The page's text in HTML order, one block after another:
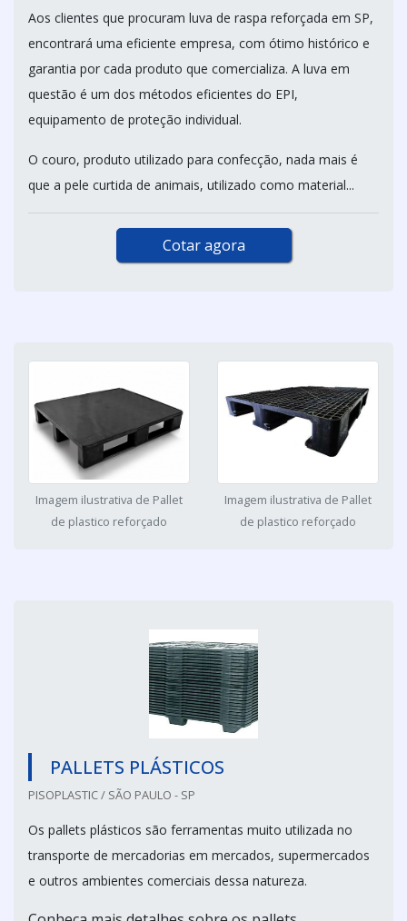
Aos clientes que procuram luva de raspa reforçada em SP,
encontrará uma eficiente empresa, com ótimo histórico e
garantia por cada produto que comercializa. A luva em
questão é um dos métodos eficientes do EPI,
equipamento de proteção individual.
O couro, produto utilizado para confecção, nada mais é
que a pele curtida de animais, utilizado como material...
Cotar agora
Imagem ilustrativa de Pallet
de plastico reforçado
Imagem ilustrativa de Pallet
de plastico reforçado
PALLETS PLÁSTICOS
PISOPLASTIC / SÃO PAULO - SP
Os pallets plásticos são ferramentas muito utilizada no
transporte de mercadorias em mercados, supermercados
e outros ambientes comerciais dessa natureza.